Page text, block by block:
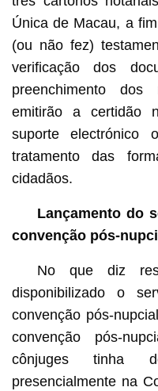
Única de Macau, a
(ou não fez)
verificação dos
preenchimento dos
emitirão a certidão
suporte electrónico
tratamento das
cidadãos.
Lançamento do
convenção pós-
No que diz
disponibilizado o
convenção pós-
convenção pós-
cônjuges tinha
presencialmente na